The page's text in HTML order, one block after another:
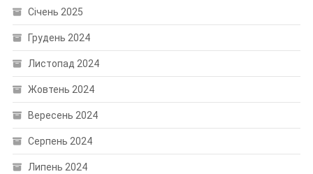
Січень 2025
Грудень 2024
Листопад 2024
Жовтень 2024
Вересень 2024
Серпень 2024
Липень 2024